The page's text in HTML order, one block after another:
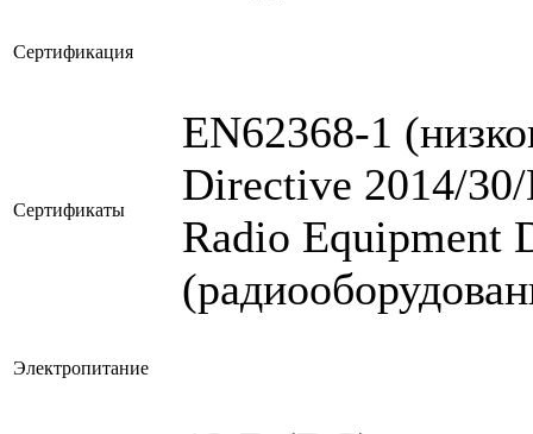
Сертификация
Сертификаты
EN62368-1
Directive 2014/
Radio Equipment
Электропитание